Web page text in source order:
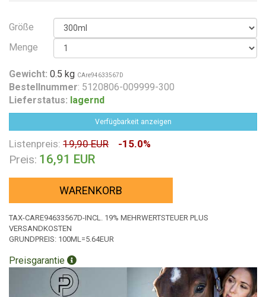
Größe
Menge
Gewicht: 0.5 kg CAre94633567D
Bestellnummer: 5120806-009999-300
Lieferstatus: lagernd
Verfügbarkeit anzeigen
Listenpreis: 19,90 EUR -15.0%
Preis: 16,91 EUR
WARENKORB
TAX-CARE94633567D-INCL. 19% MEHRWERTSTEUER PLUS
VERSANDKOSTEN
GRUNDPREIS: 100ML=5.64EUR
Preisgarantie